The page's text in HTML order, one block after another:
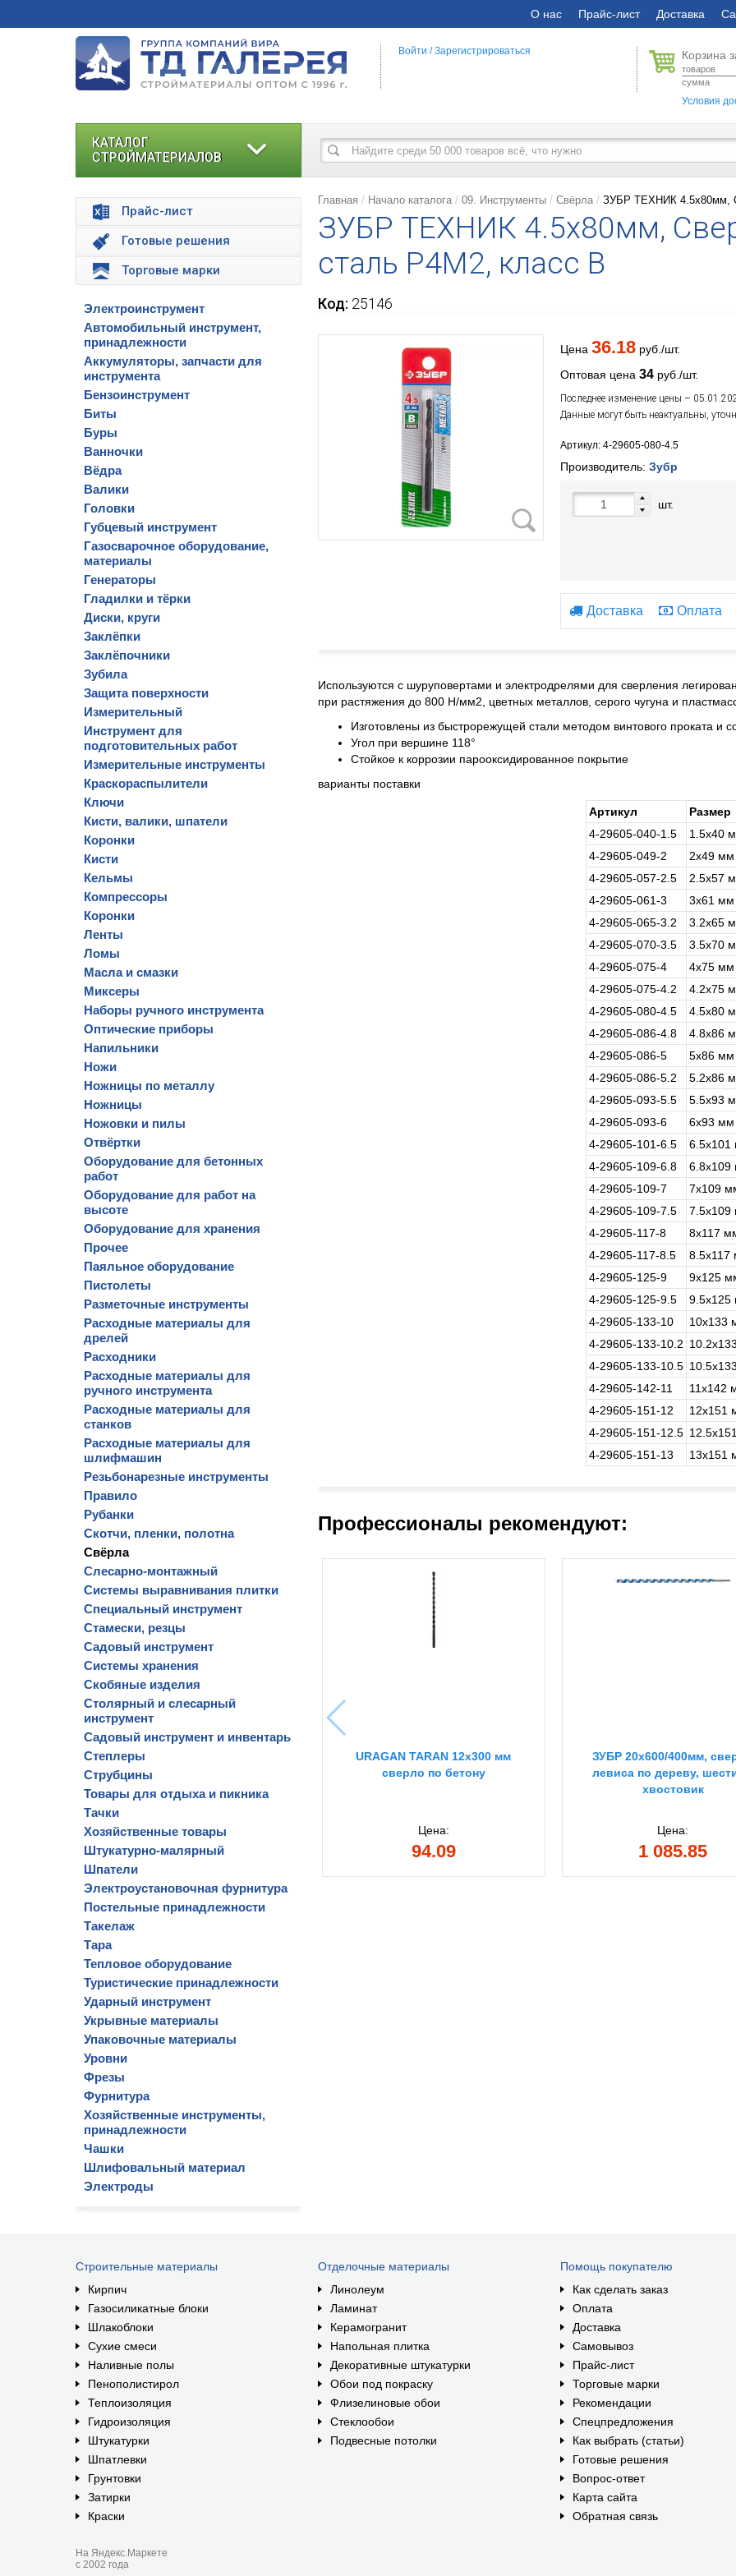
О нас Прайс-лист Доставка
Корзина
товаров
сумма
Условия
Войти /Зарегистрироваться
КАТАЛОГ
СТРОЙМАТЕРИАЛОВ
Прайс-лист
Готовые решения
Торговые марки
Электроинструмент
Автомобильный инструмент,
принадлежности
Аккумуляторы, запчасти для
инструмента
Бензоинструмент
Биты
Буры
Ванночки
Вёдра
Валики
Головки
Губцевый инструмент
Газосварочное оборудование,
материалы
Генераторы
Гладилки и тёрки
Диски, круги
Заклёпки
Заклёпочники
Зубила
Защита поверхности
Измерительный
Инструмент для
подготовительных работ
Измерительные инструменты
Краскораспылители
Ключи
Кисти, валики, шпатели
Коронки
Кисти
Кельмы
Компрессоры
Коронки
Ленты
Ломы
Масла и смазки
Миксеры
Наборы ручного инструмента
Оптические приборы
Напильники
Ножи
Ножницы по металлу
Ножницы
Ножовки и пилы
Отвёртки
Оборудование для бетонных
работ
Оборудование для работ на
высоте
Оборудование для хранения
Прочее
Паяльное оборудование
Пистолеты
Разметочные инструменты
Расходные материалы для
дрелей
Расходники
Расходные материалы для
ручного инструмента
Расходные материалы для
станков
Расходные материалы для
шлифмашин
Резьбонарезные инструменты
Правило
Рубанки
Скотчи, пленки, полотна
Свёрла
Слесарно-монтажный
Системы выравнивания плитки
Специальный инструмент
Стамески, резцы
Садовый инструмент
Системы хранения
Скобяные изделия
Столярный и слесарный
инструмент
Садовый инструмент и инвентарь
Степлеры
Струбцины
Товары для отдыха и пикника
Тачки
Хозяйственные товары
Штукатурно-малярный
Шпатели
Электроустановочная фурнитура
Постельные принадлежности
Такелаж
Тара
Тепловое оборудование
Туристические принадлежности
Ударный инструмент
Укрывные материалы
Упаковочные материалы
Уровни
Фрезы
Фурнитура
Хозяйственные инструменты,
принадлежности
Чашки
Шлифовальный материал
Электроды
Главная Начало каталога 09. Инструменты Свёрла ЗУБР ТЕХНИК 4.5х80мм,
ЗУБР ТЕХНИК 4.5х80мм,
сталь Р4М2, класс В
Код: 25146
Цена 36.18руб./шт.
Оптовая цена 34руб./шт.
Последнее изменение цены –
Данные могут быть неактуальны,
Артикул: 4-29605-080-4.5
Производитель: Зубр
шт.
Доставка Оплата
Используются с шуруповертами и электродрелями для сверления
при растяжения до 800 Н/мм2, цветных металлов, серого чугуна и
Изготовлены из быстрорежущей стали методом винтового проката и
Угол при вершине 118°
Стойкое к коррозии парооксидированное покрытие
варианты поставки
Артикул
Размер
4-29605-040-1.5
1.5х40
4-29605-049-2
2х49 мм
4-29605-057-2.5
2.5х57
4-29605-061-3
3х61 мм
4-29605-065-3.2
3.2х65
4-29605-070-3.5
3.5х70
4-29605-075-4
4х75 мм
4-29605-075-4.2
4.2х75
4-29605-080-4.5
4.5х80
4-29605-086-4.8
4.8х86
4-29605-086-5
5х86 мм
4-29605-086-5.2
5.2х86
4-29605-093-5.5
5.5х93
4-29605-093-6
6х93 мм
4-29605-101-6.5
6.5х101
4-29605-109-6.8
6.8х109
4-29605-109-7
7х109
4-29605-109-7.5
7.5х109
4-29605-117-8
8х117
4-29605-117-8.5
8.5х117
4-29605-125-9
9х125
4-29605-125-9.5
9.5х125
4-29605-133-10
10х133
4-29605-133-10.2
4-29605-133-10.5
4-29605-142-11
11х142
4-29605-151-12
12х151
4-29605-151-12.5
4-29605-151-13
13х151
Профессионалы рекомендуют:
URAGAN TARAN 12х300 мм
сверло по бетону
Цена:
94.09
ЗУБР 20x600/400мм,
левиса по дереву,
хвостовик
Цена:
1 085.85
Строительные материалы
Кирпич
Газосиликатные блоки
Шлакоблоки
Сухие смеси
Наливные полы
Пенополистирол
Теплоизоляция
Гидроизоляция
Штукатурки
Шпатлевки
Грунтовки
Затирки
Краски
На Яндекс.Маркете
с 2002 года
Отделочные материалы
Линолеум
Ламинат
Керамогранит
Напольная плитка
Декоративные штукатурки
Обои под покраску
Флизелиновые обои
Стеклообои
Подвесные потолки
Помощь покупателю
Как сделать заказ
Оплата
Доставка
Самовывоз
Прайс-лист
Торговые марки
Рекомендации
Спецпредложения
Как выбрать (статьи)
Готовые решения
Вопрос-ответ
Карта сайта
Обратная связь